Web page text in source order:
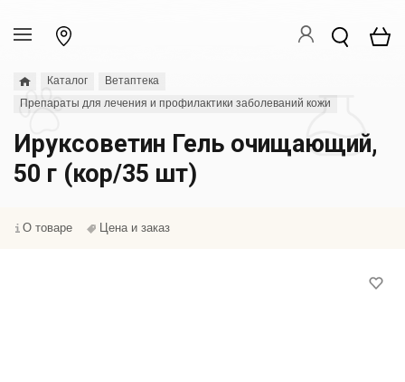
Каталог
Ветаптека
Препараты для лечения и профилактики заболеваний кожи
Ируксоветин Гель очищающий,
50 г (кор/35 шт)
О товаре Цена и заказ